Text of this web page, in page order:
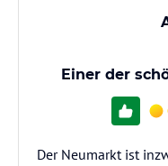
Einer der
Der Neumarkt ist